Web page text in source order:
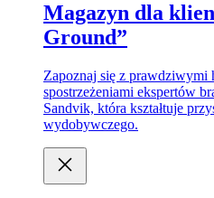
Magazyn dla
Ground”
Zapoznaj się z prawdziwymi
spostrzeżeniami ekspertów
Sandvik, która kształtuje
wydobywczego.